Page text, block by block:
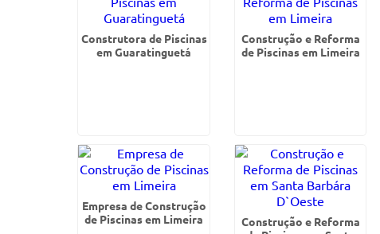
Construtora de Piscinas
em Guaratinguetá
Construção e Reforma
de Piscinas em Limeira
Empresa de Construção
de Piscinas em Limeira
Construção e Reforma